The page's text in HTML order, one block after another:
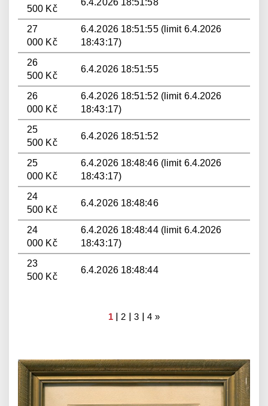
500 Kč
6.4.2026 18:51:58
27
000 Kč
6.4.2026 18:51:55 (limit 6.4.2026
18:43:17)
26
500 Kč
6.4.2026 18:51:55
26
000 Kč
6.4.2026 18:51:52 (limit 6.4.2026
18:43:17)
25
500 Kč
6.4.2026 18:51:52
25
000 Kč
6.4.2026 18:48:46 (limit 6.4.2026
18:43:17)
24
500 Kč
6.4.2026 18:48:46
24
000 Kč
6.4.2026 18:48:44 (limit 6.4.2026
18:43:17)
23
500 Kč
6.4.2026 18:48:44
1 |2 |3 | 4 »